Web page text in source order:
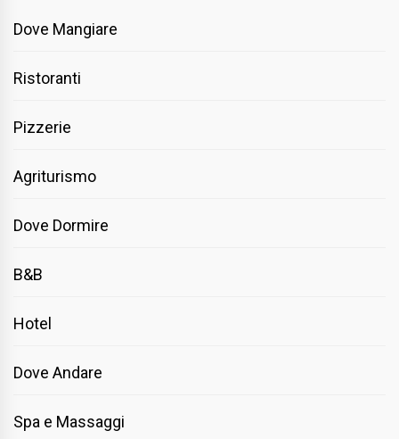
Dove Mangiare
Ristoranti
Pizzerie
Agriturismo
Dove Dormire
B&B
Hotel
Dove Andare
Spa e Massaggi